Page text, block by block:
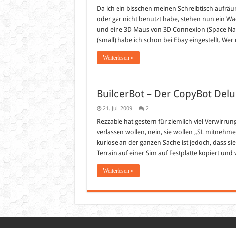
Da ich ein bisschen meinen Schreibtisch
oder gar nicht benutzt habe, stehen nun ein
und eine 3D Maus von 3D Connexion (Space
(small) habe ich schon bei Ebay eingestellt.
Weiterlesen »
BuilderBot – Der CopyBot
21. Juli 2009 2
Rezzable hat gestern für ziemlich viel
verlassen wollen, nein, sie wollen „SL
kuriose an der ganzen Sache ist jedoch, dass
Terrain auf einer Sim auf Festplatte kopiert und
Weiterlesen »